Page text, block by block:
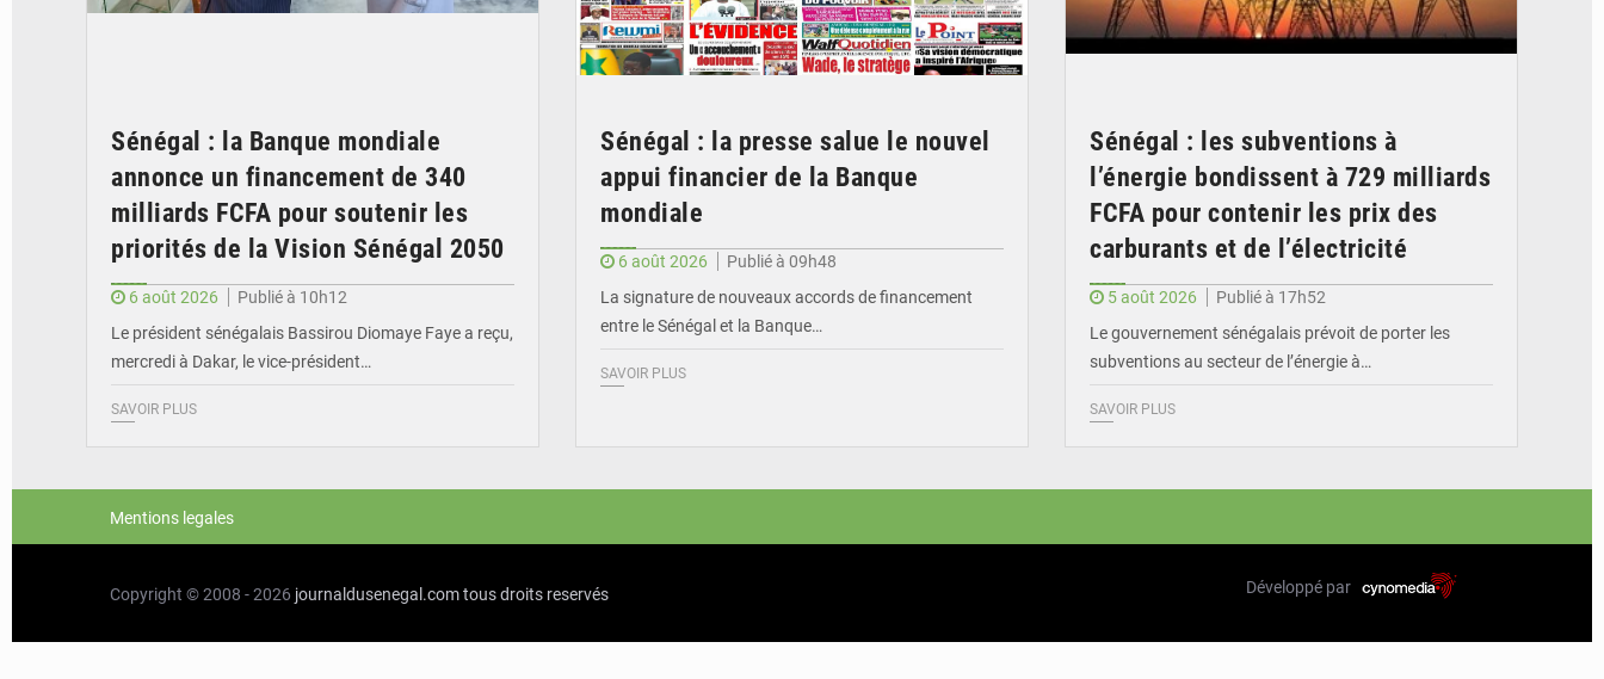
Sénégal : la Banque mondiale
annonce un financement de 340
milliards FCFA pour soutenir les
priorités de la Vision Sénégal 2050
6 août 2026
Publié à 10h12
Le président sénégalais Bassirou Diomaye Faye a reçu,
mercredi à Dakar, le vice-président…
SAVOIR PLUS
Sénégal : la presse salue le nouvel
appui financier de la Banque
mondiale
6 août 2026
Publié à 09h48
La signature de nouveaux accords de financement
entre le Sénégal et la Banque…
SAVOIR PLUS
Sénégal : les subventions à
l’énergie bondissent à 729 milliards
FCFA pour contenir les prix des
carburants et de l’électricité
5 août 2026
Publié à 17h52
Le gouvernement sénégalais prévoit de porter les
subventions au secteur de l’énergie à…
SAVOIR PLUS
Mentions legales
Copyright © 2008 - 2026 journaldusenegal.comtous droits reservés Développé par